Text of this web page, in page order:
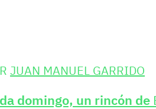
JUAN MANUEL GARRIDO
domingo, un rincón de